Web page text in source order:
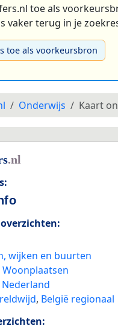
toe als
vaker terug in je
toe als voorkeursbron
Onderwijs Kaart
wijken en buurten
Woonplaatsen
Nederland
, België regionaal